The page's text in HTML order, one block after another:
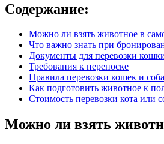
Содержание:
Можно ли взять животное в
Что важно знать при
Документы для перевозки
Требования к переноске
Правила перевозки кошек и
Как подготовить животное к
Стоимость перевозки кота или
Можно ли взять